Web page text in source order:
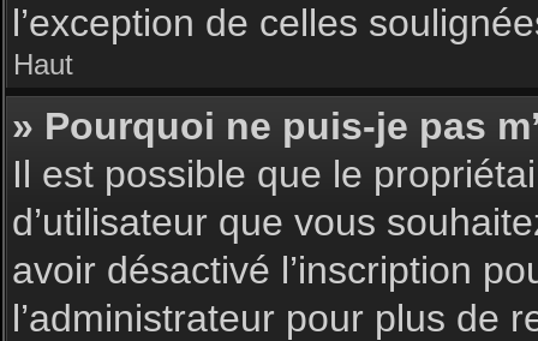
l’exception de celles
Haut
» Pourquoi ne puis-je pas
Il est possible que le
d’utilisateur que vous
avoir désactivé l’inscription
l’administrateur pour plus de